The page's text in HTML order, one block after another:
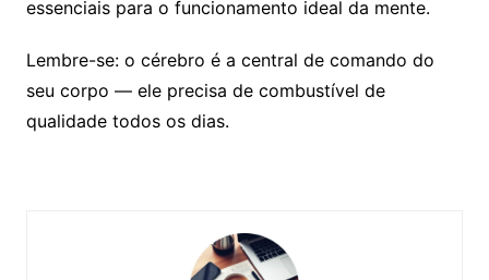
essenciais para o funcionamento ideal da mente.
Lembre-se: o cérebro é a central de comando do
seu corpo — ele precisa de combustível de
qualidade todos os dias.